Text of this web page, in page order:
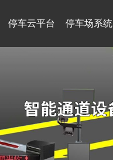
停车云平台 停车场系统